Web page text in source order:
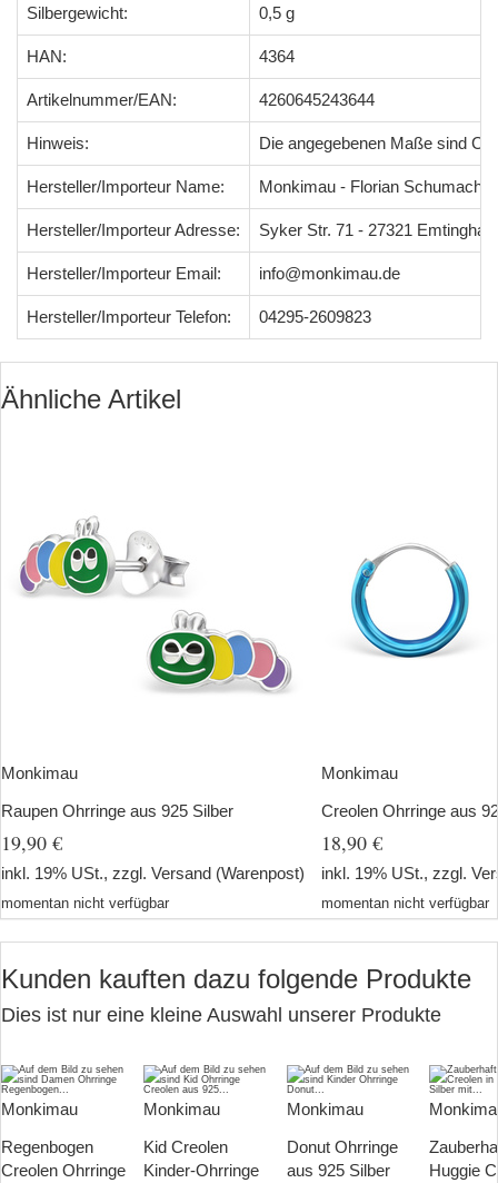
Silbergewicht: 0,5 g
HAN: 4364
Artikelnummer/EAN: 4260645243644
Hinweis: Die angegebenen Maße sind
Hersteller/Importeur Name: Monkimau - Florian Schumacher
Hersteller/Importeur Adresse: Syker Str. 71 - 27321
Hersteller/Importeur Email: info@monkimau.de
Hersteller/Importeur Telefon: 04295-2609823
Ähnliche Artikel
Monkimau
Raupen Ohrringe aus 925 Silber
19,90 €
inkl. 19% USt., zzgl. Versand (Warenpost)
momentan nicht verfügbar
Monkimau
Creolen Ohrringe aus
18,90 €
inkl. 19% USt., zzgl.
momentan nicht verfügbar
Kunden kauften dazu folgende Produkte
Dies ist nur eine kleine Auswahl unserer Produkte
Monkimau
Regenbogen
Creolen Ohrringe
Monkimau
Kid Creolen
Kinder-Ohrringe
Monkimau
Donut Ohrringe
aus 925 Silber
Huggie